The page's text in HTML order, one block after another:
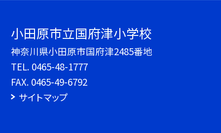
小田原市立国府津小学校
神奈川県小田原市国府津2485番地
TEL. 0465-48-1777
FAX. 0465-49-6792
サイトマップ